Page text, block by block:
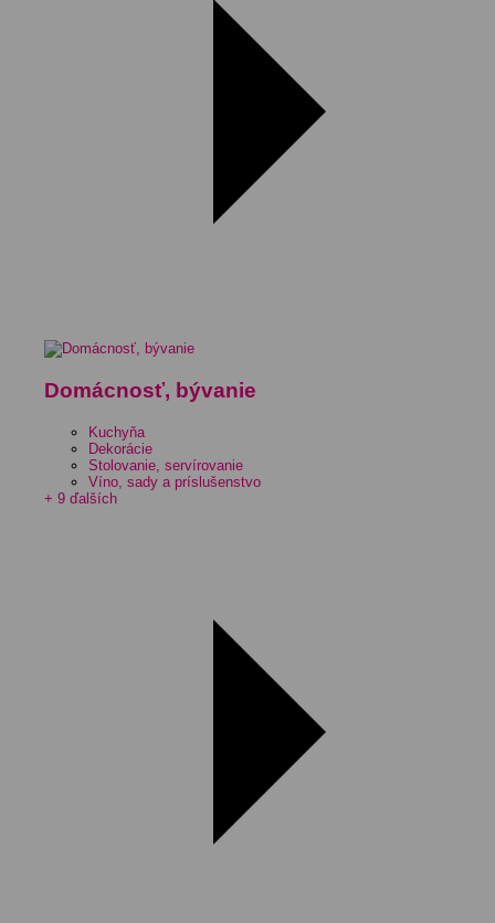
Domácnosť, bývanie
Kuchyňa
Dekorácie
Stolovanie, servírovanie
Víno, sady a príslušenstvo
+ 9 ďalších